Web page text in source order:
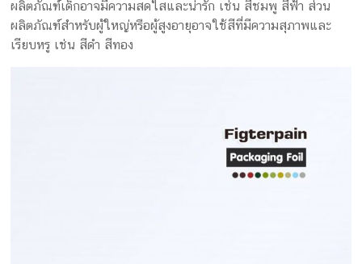
ผลิตภัณฑ์เด็กอาจมีความสดใสและน่ารัก เช่น สีชมพู สีฟ้า ส่วน
ผลิตภัณฑ์สำหรับผู้ใหญ่หรือผู้สูงอายุอาจใช้สีที่มีความสุภาพและ
เรียบหรู เช่น สีดำ สีทอง